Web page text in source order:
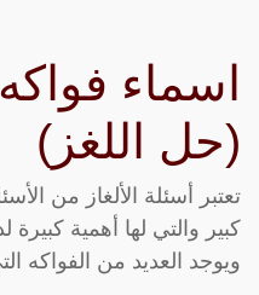
اسماء
(حل اللغز)
تعتبر أسئلة الألغاز من
كبير والتي لها أهمية
ويوجد العديد من الفواكه